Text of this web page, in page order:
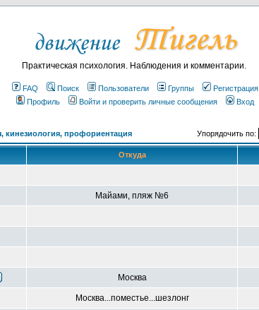
Практическая психология. Наблюдения и комментарии.
FAQ Поиск Пользователи Группы
Регистрация
Профиль
Войти и проверить личные сообщения Вход
кинезиология, профориентация Упорядочить по:
Откуда
Майами, пляж №6
Москва
Москва...поместье...шезлонг